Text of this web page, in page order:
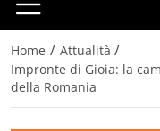
Home / Attualità /
Impronte di Gioia: la
della Romania